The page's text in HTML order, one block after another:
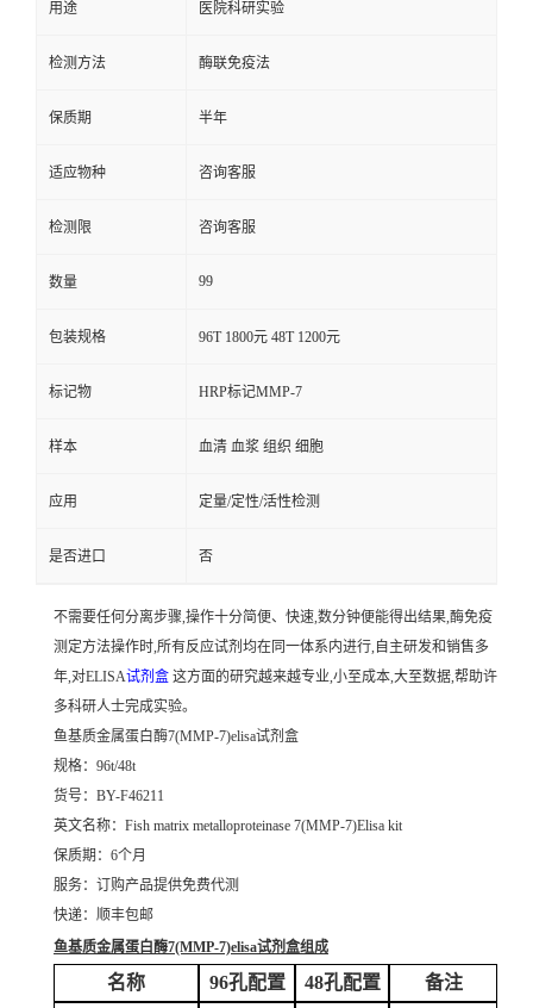
用途 医院科研实验
检测方法 酶联免疫法
保质期 半年
适应物种 咨询客服
检测限 咨询客服
数量 99
包装规格 96T 1800元 48T 1200元
标记物 HRP标记MMP-7
样本 血清 血浆 组织 细胞
应用 定量/定性/活性检测
是否进口 否
不需要任何分离步骤,操作十分简便、快速,数分钟便能得出结果,酶免疫
测定方法操作时,所有反应试剂均在同一体系内进行,自主研发和销售多
年,对ELISA试剂盒 这方面的研究越来越专业,小至成本,大至数据,帮助许
多科研人士完成实验。
鱼基质金属蛋白酶7(MMP-7)elisa试剂盒
规格：96t/48t
货号：BY-F46211
英文名称： Fish matrix metalloproteinase 7(MMP-7)Elisa kit
保质期：6个月
服务：订购产品提供免费代测
快递：顺丰包邮
鱼基质金属蛋白酶7(MMP-7)elisa试剂盒组成
名称 96孔配置 48孔配置 备注